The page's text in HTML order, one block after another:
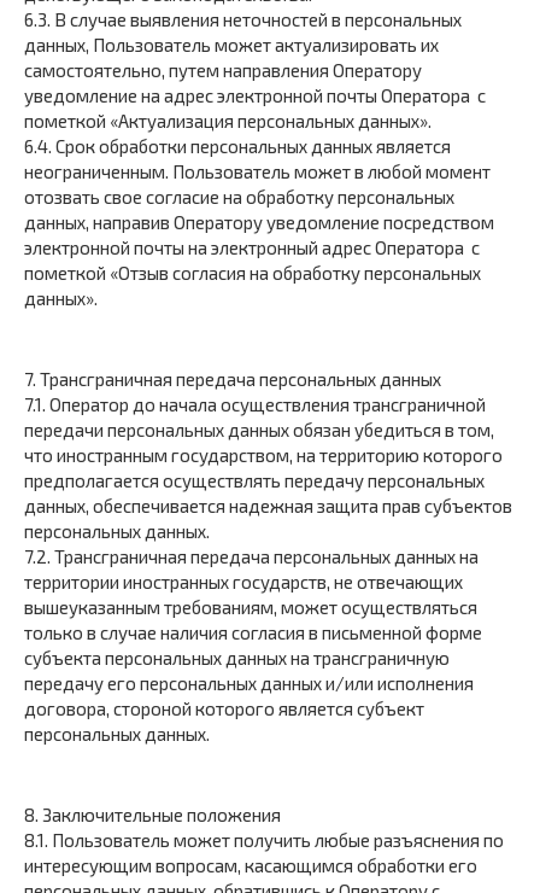
6.3. В случае выявления неточностей в персональных
данных, Пользователь может актуализировать их
самостоятельно, путем направления Оператору
уведомление на адрес электронной почты Оператора с
пометкой «Актуализация персональных данных».
6.4. Срок обработки персональных данных является
неограниченным. Пользователь может в любой момент
отозвать свое согласие на обработку персональных
данных, направив Оператору уведомление посредством
электронной почты на электронный адрес Оператора с
пометкой «Отзыв согласия на обработку персональных
данных».
7. Трансграничная передача персональных данных
7.1. Оператор до начала осуществления трансграничной
передачи персональных данных обязан убедиться в том,
что иностранным государством, на территорию которого
предполагается осуществлять передачу персональных
данных, обеспечивается надежная защита прав субъектов
персональных данных.
7.2. Трансграничная передача персональных данных на
территории иностранных государств, не отвечающих
вышеуказанным требованиям, может осуществляться
только в случае наличия согласия в письменной форме
субъекта персональных данных на трансграничную
передачу его персональных данных и/или исполнения
договора, стороной которого является субъект
персональных данных.
8. Заключительные положения
8.1. Пользователь может получить любые разъяснения по
интересующим вопросам, касающимся обработки его